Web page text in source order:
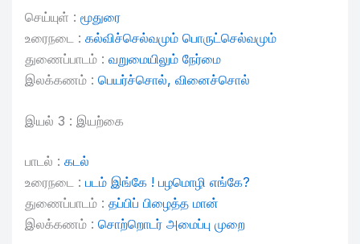
செய்யுள் :மூதுரை
உரைநடை :கல்விச்செல்வமும் பொருட்செல்வமும்
துணைப்பாடம் :வறுமையிலும் நேர்மை
இலக்கணம் :பெயர்ச்சொல், வினைச்சொல்
இயல் 3 : இயற்கை
பாடல் :கடல்
உரைநடை :படம் இங்கே ! பழமொழி எங்கே?
துணைப்பாடம் :தப்பிப் பிழைத்த மான்
இலக்கணம் :சொற்றொடர் அமைப்பு முறை